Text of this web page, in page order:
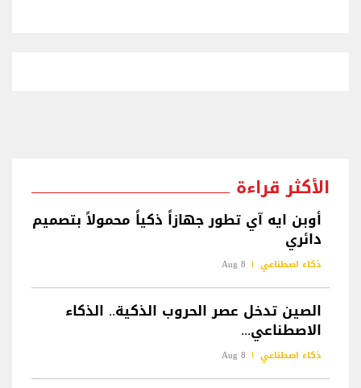
الأكثر قراءة
أوبن ايه آي تطور جهازاً ذكياً محمولاً بتصميم
دائري
ذكاء اصطناعي 8 Aug
الصين تدخل عصر الحروب الذكية.. الذكاء
الاصطناعي...
ذكاء اصطناعي 8 Aug